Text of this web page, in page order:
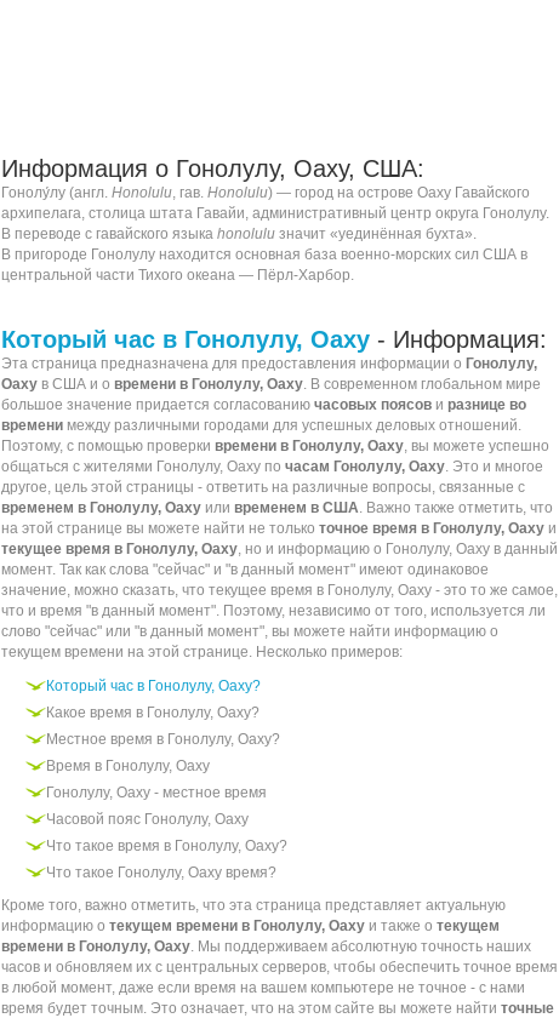
Информация о Гонолулу, Оаху, США:
Гонолу́лу (англ. Honolulu, гав. Honolulu) — город на острове Оаху Гавайского
архипелага, столица штата Гавайи, административный центр округа Гонолулу.
В переводе с гавайского языка honolulu значит «уединённая бухта».
В пригороде Гонолулу находится основная база военно-морских сил США в
центральной части Тихого океана — Пёрл-Харбор.
Который час в Гонолулу, Оаху - Информация:
Эта страница предназначена для предоставления информации о Гонолулу,
Оаху в США и о времени в Гонолулу, Оаху. В современном глобальном мире
большое значение придается согласованию часовых поясов и разнице во
времени между различными городами для успешных деловых отношений.
Поэтому, с помощью проверки времени в Гонолулу, Оаху, вы можете успешно
общаться с жителями Гонолулу, Оаху по часам Гонолулу, Оаху. Это и многое
другое, цель этой страницы - ответить на различные вопросы, связанные с
временем в Гонолулу, Оаху или временем в США. Важно также отметить, что
на этой странице вы можете найти не только точное время в Гонолулу, Оаху и
текущее время в Гонолулу, Оаху, но и информацию о Гонолулу, Оаху в данный
момент. Так как слова "сейчас" и "в данный момент" имеют одинаковое
значение, можно сказать, что текущее время в Гонолулу, Оаху - это то же самое,
что и время "в данный момент". Поэтому, независимо от того, используется ли
слово "сейчас" или "в данный момент", вы можете найти информацию о
текущем времени на этой странице. Несколько примеров:
Который час в Гонолулу, Оаху?
Какое время в Гонолулу, Оаху?
Местное время в Гонолулу, Оаху?
Время в Гонолулу, Оаху
Гонолулу, Оаху - местное время
Часовой пояс Гонолулу, Оаху
Что такое время в Гонолулу, Оаху?
Что такое Гонолулу, Оаху время?
Кроме того, важно отметить, что эта страница представляет актуальную
информацию о текущем времени в Гонолулу, Оаху и также о текущем
времени в Гонолулу, Оаху. Мы поддерживаем абсолютную точность наших
часов и обновляем их с центральных серверов, чтобы обеспечить точное время
в любой момент, даже если время на вашем компьютере не точное - с нами
время будет точным. Это означает, что на этом сайте вы можете найти точные